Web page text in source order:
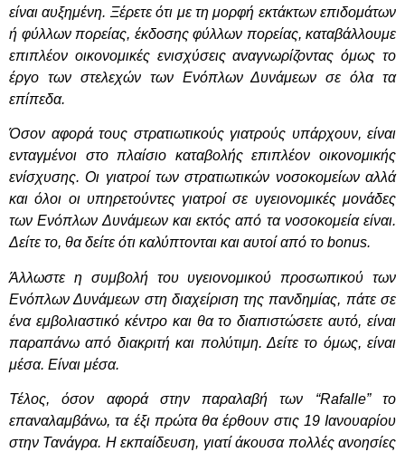
είναι αυξημένη. Ξέρετε ότι με τη μορφή εκτάκτων επιδομάτων
ή φύλλων πορείας, έκδοσης φύλλων πορείας, καταβάλλουμε
επιπλέον οικονομικές ενισχύσεις αναγνωρίζοντας όμως το
έργο των στελεχών των Ενόπλων Δυνάμεων σε όλα τα
επίπεδα.
Όσον αφορά τους στρατιωτικούς γιατρούς υπάρχουν, είναι
ενταγμένοι στο πλαίσιο καταβολής επιπλέον οικονομικής
ενίσχυσης. Οι γιατροί των στρατιωτικών νοσοκομείων αλλά
και όλοι οι υπηρετούντες γιατροί σε υγειονομικές μονάδες
των Ενόπλων Δυνάμεων και εκτός από τα νοσοκομεία είναι.
Δείτε το, θα δείτε ότι καλύπτονται και αυτοί από το bonus.
Άλλωστε η συμβολή του υγειονομικού προσωπικού των
Ενόπλων Δυνάμεων στη διαχείριση της πανδημίας, πάτε σε
ένα εμβολιαστικό κέντρο και θα το διαπιστώσετε αυτό, είναι
παραπάνω από διακριτή και πολύτιμη. Δείτε το όμως, είναι
μέσα. Είναι μέσα.
Τέλος, όσον αφορά στην παραλαβή των “Rafalle” το
επαναλαμβάνω, τα έξι πρώτα θα έρθουν στις 19 Ιανουαρίου
στην Τανάγρα. Η εκπαίδευση, γιατί άκουσα πολλές ανοησίες